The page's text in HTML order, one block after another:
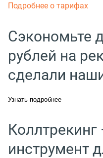
Подробнее о тарифах
Сэкономьте
рублей на
сделали
Узнать подробнее
Коллтрекинг
инструмент